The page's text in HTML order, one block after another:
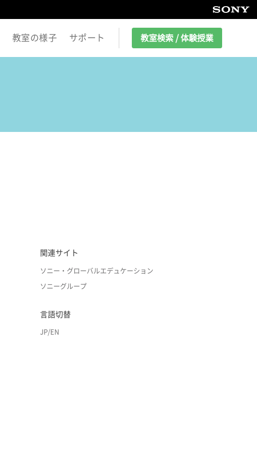
教室の様子 サポート 教室検索 / 体験授業
関連サイト
ソニー・グローバルエデュケーション
ソニーグループ
言語切替
JP/EN